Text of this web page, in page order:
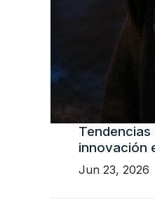
innovación
Jun 23, 2026